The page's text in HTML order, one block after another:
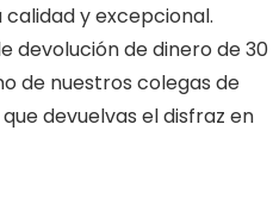
y excepcional.
devolución de dinero de 30
de nuestros colegas de
devuelvas el disfraz en